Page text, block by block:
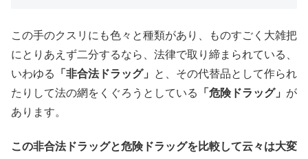
この手のクスリにも色々と種類があり、ものすごく大雑把
にとりあえず二分するなら、法律で取り締まられている、
いわゆる
「非合法ドラッグ」
と、その代替品として作られ
たりして法の網をくぐろうとしている
「危険ドラッグ」 が
あります。
この非合法ドラッグと危険ドラッグを比較して云々は大変